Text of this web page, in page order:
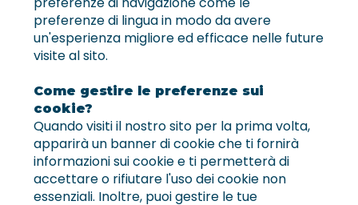
preferenze di lingua in modo da avere
un'esperienza migliore ed efficace nelle future
visite al sito.
Come gestire le preferenze sui
cookie?
Quando visiti il nostro sito per la prima volta,
apparirà un banner di cookie che ti fornirà
informazioni sui cookie e ti permetterà di
accettare o rifiutare l'uso dei cookie non
essenziali. Inoltre, puoi gestire le tue